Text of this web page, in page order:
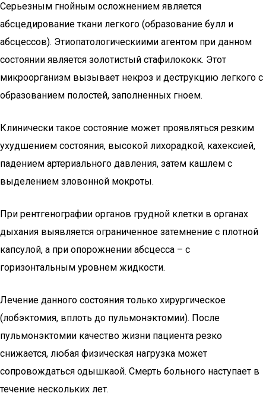
Серьезным гнойным осложнением является
абсцедирование ткани легкого (образование булл и
абсцессов). Этиопатологическиими агентом при данном
состоянии является золотистый стафилококк. Этот
микроорганизм вызывает некроз и деструкцию легкого с
образованием полостей, заполненных гноем.
Клинически такое состояние может проявляться резким
ухудшением состояния, высокой лихорадкой, кахексией,
падением артериального давления, затем кашлем с
выделением зловонной мокроты.
При рентгенографии органов грудной клетки в органах
дыхания выявляется ограниченное затемнение с плотной
капсулой, а при опорожнении абсцесса – с
горизонтальным уровнем жидкости.
Лечение данного состояния только хирургическое
(лобэктомия, вплоть до пульмонэктомии). После
пульмонэктомии качество жизни пациента резко
снижается, любая физическая нагрузка может
сопровождаться одышкаой. Смерть больного наступает в
течение нескольких лет.